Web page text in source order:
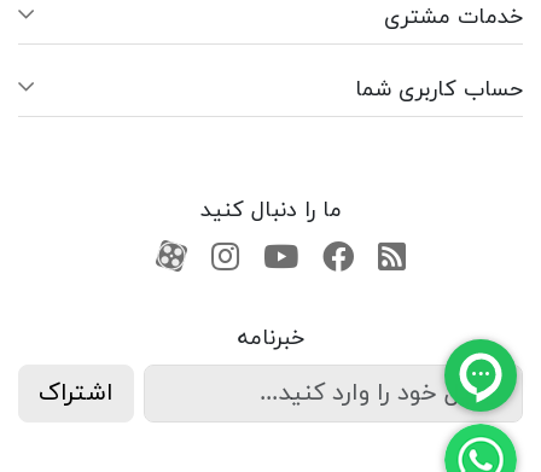
خدمات مشتری
حساب کاربری شما
ما را دنبال کنید
RSSفیسبوکیوتیوبکانال آپارات
کانال آپارات
خبرنامه
اشتراک